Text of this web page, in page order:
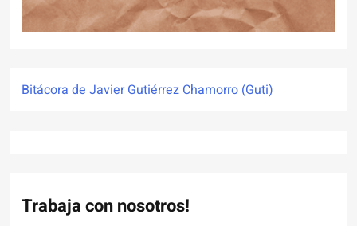
Bitácora de Javier Gutiérrez Chamorro (Guti)
Trabaja con nosotros!